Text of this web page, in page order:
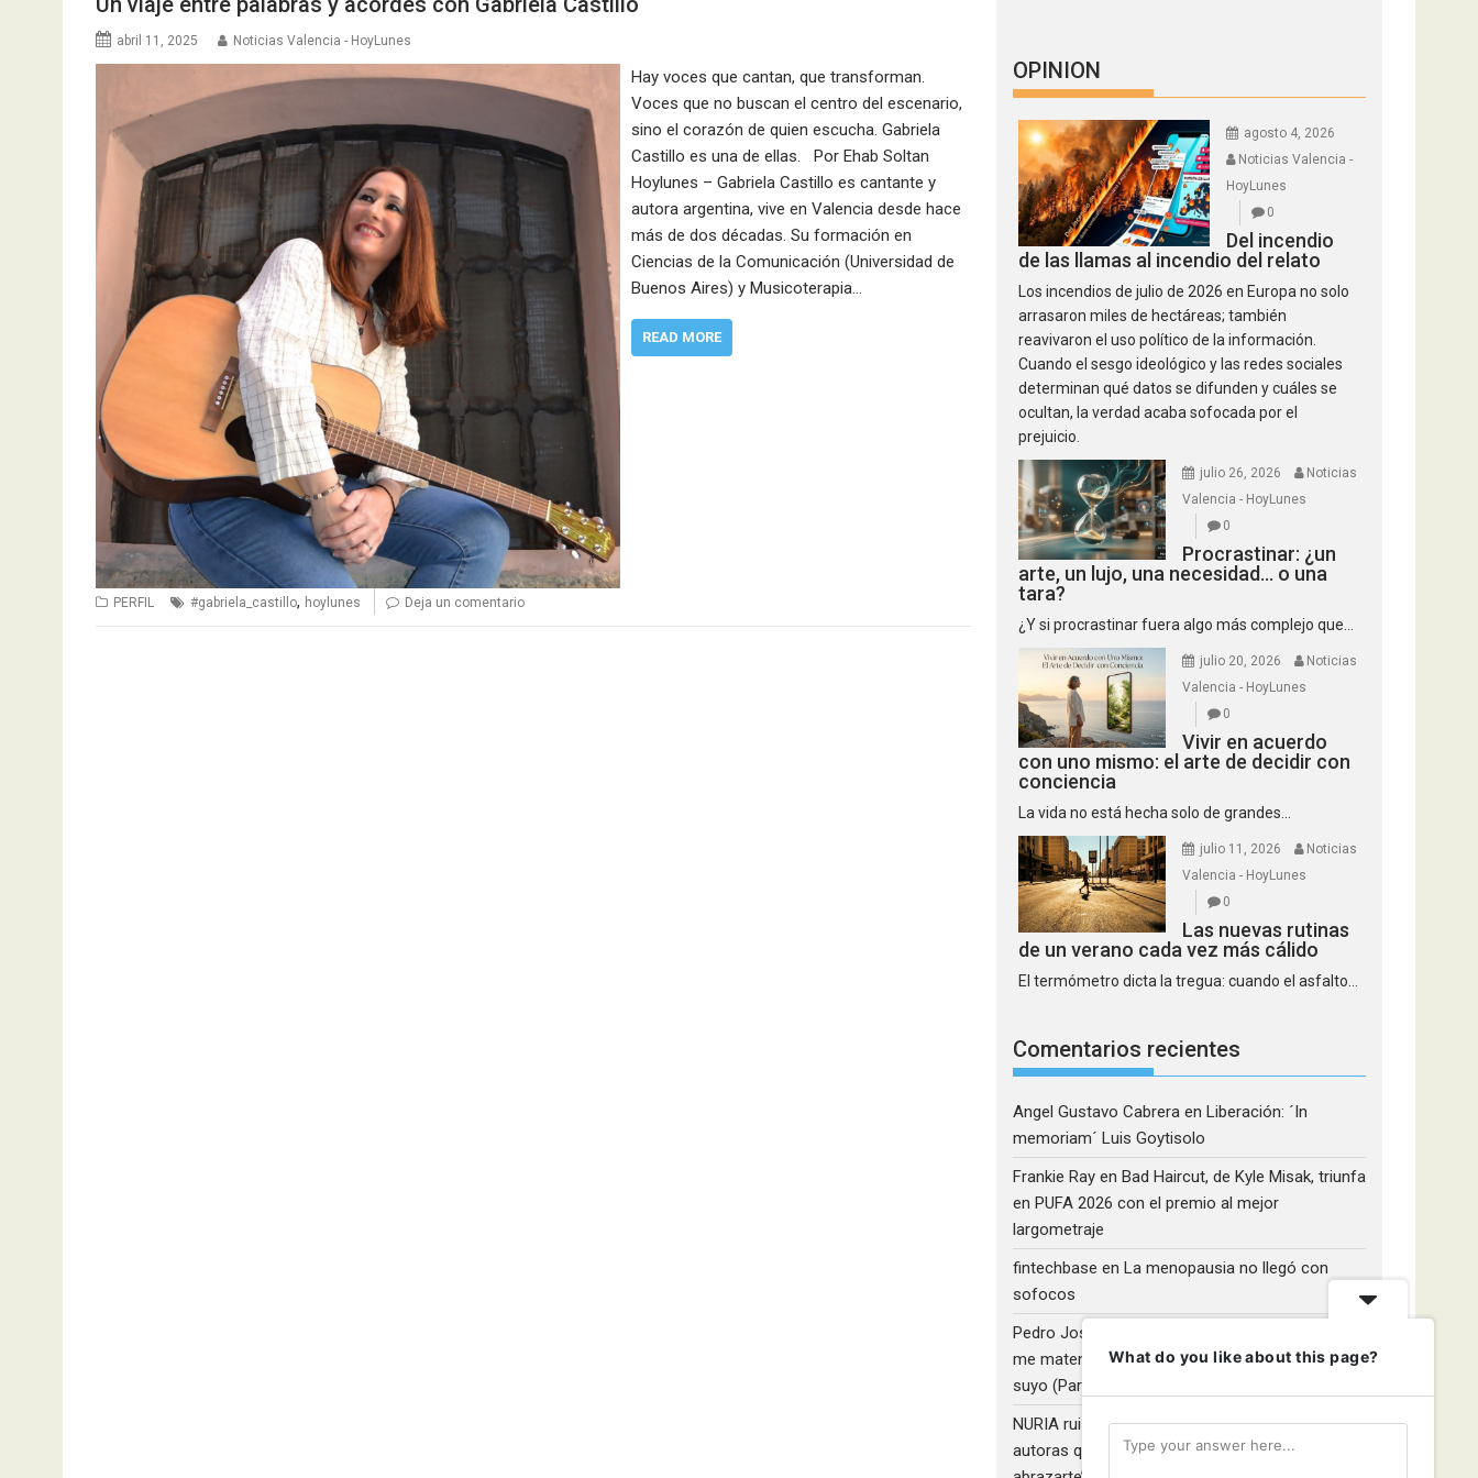
abril 11, 2025 Noticias Valencia - HoyLunes
Hay voces que cantan, que transforman.
Voces que no buscan el centro del escenario,
sino el corazón de quien escucha. Gabriela
Castillo es una de ellas. Por Ehab Soltan
Hoylunes – Gabriela Castillo es cantante y
autora argentina, vive en Valencia desde hace
más de dos décadas. Su formación en
Ciencias de la Comunicación (Universidad de
Buenos Aires) y Musicoterapia…
READ MORE
PERFIL #gabriela_castillo, hoylunes Deja un comentario
OPINION
agosto 4, 2026
Noticias Valencia -
HoyLunes
0
Del incendio
de las llamas al incendio del relato
Los incendios de julio de 2026 en Europa no solo
arrasaron miles de hectáreas; también
reavivaron el uso político de la información.
Cuando el sesgo ideológico y las redes sociales
determinan qué datos se difunden y cuáles se
ocultan, la verdad acaba sofocada por el
prejuicio.
julio 26, 2026
Noticias
Valencia - HoyLunes
0
Procrastinar: ¿un
arte, un lujo, una necesidad… o una
tara?
¿Y si procrastinar fuera algo más complejo que...
julio 20, 2026
Noticias
Valencia - HoyLunes
0
Vivir en acuerdo
con uno mismo: el arte de decidir con
conciencia
La vida no está hecha solo de grandes...
julio 11, 2026
Noticias
Valencia - HoyLunes
0
Las nuevas rutinas
de un verano cada vez más cálido
El termómetro dicta la tregua: cuando el asfalto...
Comentarios recientes
Angel Gustavo Cabrera en Liberación: ´In
memoriam´ Luis Goytisolo
Frankie Ray en Bad Haircut, de Kyle Misak, triunfa
en PUFA 2026 con el premio al mejor
largometraje
fintechbase en La menopausia no llegó con
sofocos
Pedro José Camacho Barrios
me maten!»: El Rulfo que el cine venezolano hizo
suyo (Parte 2)
NURIA ruiz fernandezenLibros que nadie lee y
autoras que no hacen ruido: Redescubriendo ‘Y
What do you like about this page?